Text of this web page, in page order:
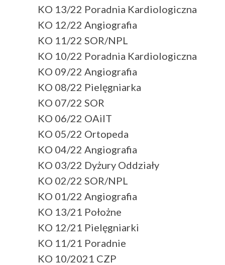
KO 13/22 Poradnia Kardiologiczna
KO 12/22 Angiografia
KO 11/22 SOR/NPL
KO 10/22 Poradnia Kardiologiczna
KO 09/22 Angiografia
KO 08/22 Pielęgniarka
KO 07/22 SOR
KO 06/22 OAiIT
KO 05/22 Ortopeda
KO 04/22 Angiografia
KO 03/22 Dyżury Oddziały
KO 02/22 SOR/NPL
KO 01/22 Angiografia
KO 13/21 Położne
KO 12/21 Pielęgniarki
KO 11/21 Poradnie
KO 10/2021 CZP